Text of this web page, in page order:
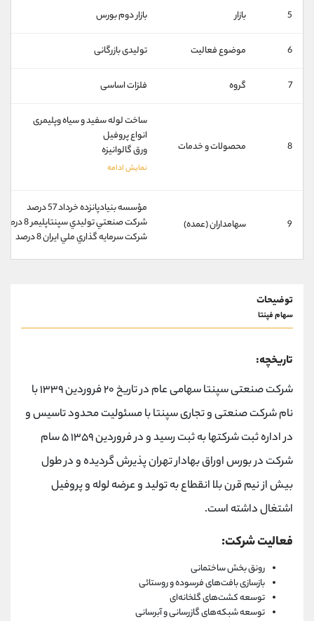
5 بازار بازار دوم بورس
6 موضوع فعالیت تولیدی بازرگانی
7 گروه فلزات اساسی
8 محصولات و خدمات
ساخت لوله سفید و سیاه وپلیمری
انواع پروفیل
ورق گالوانیزه
9 سهامداران (عمده)
مؤسسه بنيادپانزده خرداد 57 درصد
شركت صنعتي توليدي سپنتاپليمر 8 درصد
شركت سرمايه گذاري ملي ايران 8 درصد
توضیحات
سهام فپنتا
تاریخچه:
شرکت صنعتی سپنتا سهامی عام در تاریخ ۲۰ فروردین ۱۳۳۹ با
نام شرکت صنعتی و تجاری سپنتا با مسئولیت محدود تاسیس و
در اداره ثبت شرکتها به ثبت رسید و در فروردین ۱۳۵۹ ۵ سام
شرکت در بورس اوراق بهادار تهران پذیرش گردیده و در طول
بیش از نیم قرن بلا انقطاع به تولید و عرضه لوله و پروفیل
اشتغال داشته است.
فعالیت شرکت:
رونق بخش ساختمانی
بازسازی بافت‌های فرسوده و روستائی
توسعه کشت‌های گلخانه‌ای
توسعه شبکه‌های گازرسانی و آبرسانی